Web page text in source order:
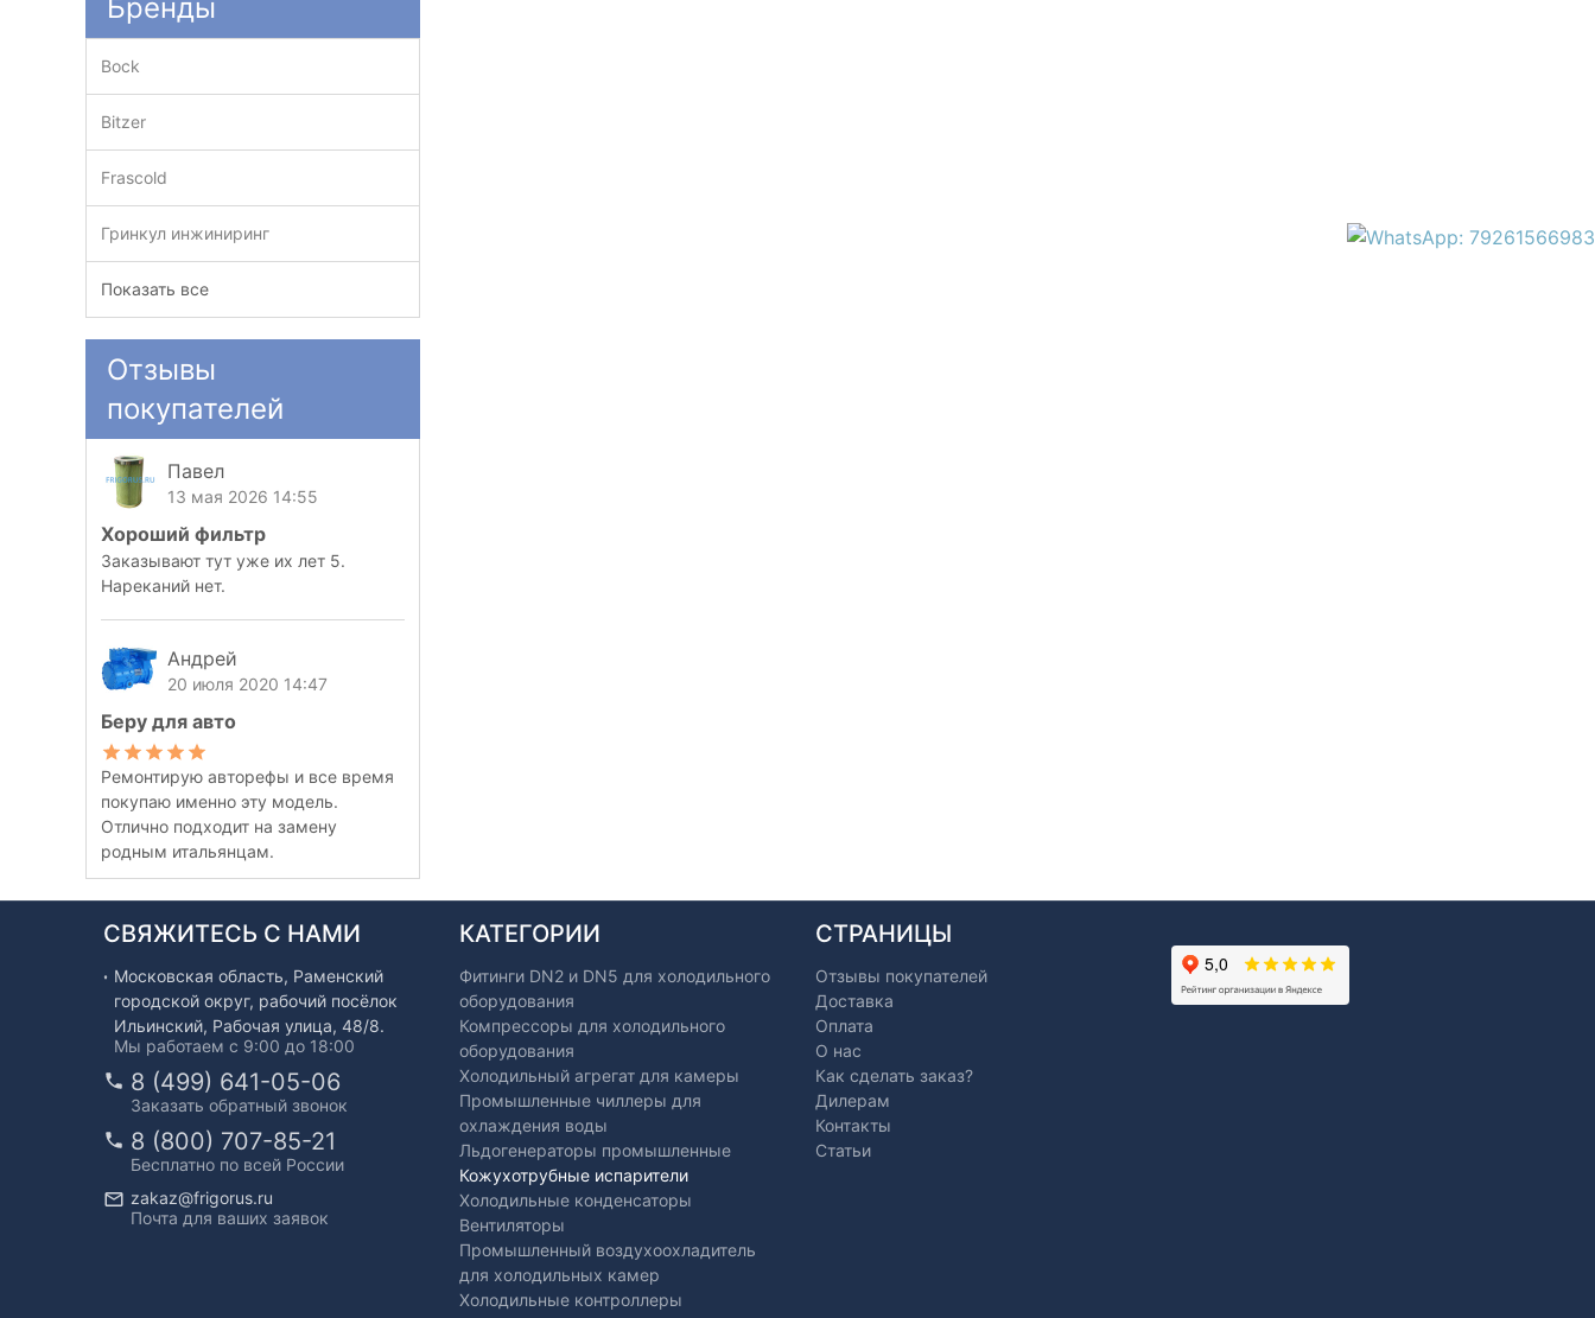
Бренды
Bock
Bitzer
Frascold
Гринкул инжиниринг
Показать все
Отзывы
покупателей
Павел
13 мая 2026 14:55
Хороший фильтр
Заказывают тут уже их лет 5.
Нареканий нет.
Андрей
20 июля 2020 14:47
Беру для авто
Ремонтирую авторефы и все время
покупаю именно эту модель.
Отлично подходит на замену
родным итальянцам.
СВЯЖИТЕСЬ С НАМИ
Московская область, Раменский
городской округ, рабочий посёлок
Ильинский, Рабочая улица, 48/8.
Мы работаем с 9:00 до 18:00
8 (499) 641-05-06
Заказать обратный звонок
8 (800) 707-85-21
Бесплатно по всей России
zakaz@frigorus.ru
Почта для ваших заявок
КАТЕГОРИИ
Фитинги DN2 и DN5 для холодильного
оборудования
Компрессоры для холодильного
оборудования
Холодильный агрегат для камеры
Промышленные чиллеры для
охлаждения воды
Льдогенераторы промышленные
Кожухотрубные испарители
Холодильные конденсаторы
Вентиляторы
Промышленный воздухоохладитель
для холодильных камер
Холодильные контроллеры
СТРАНИЦЫ
Отзывы покупателей
Доставка
Оплата
О нас
Как сделать заказ?
Дилерам
Контакты
Статьи